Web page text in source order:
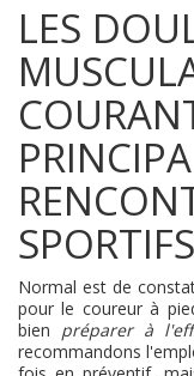
LES
Normal est de
pour le coureur à
bien préparer à
recommandons